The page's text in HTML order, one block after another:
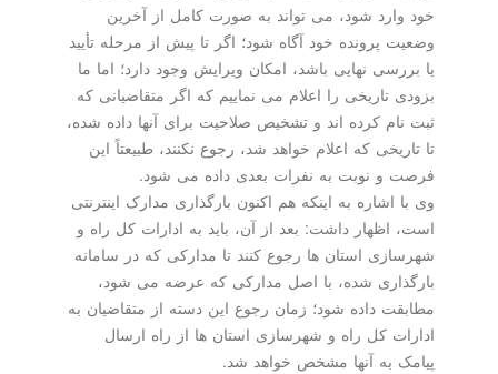
خود وارد شود، می تواند به صورت کامل از آخرین
وضعیت پرونده خود آگاه شود؛ اگر تا پیش از مرحله تأیید
یا بررسی نهایی باشد، امکان ویرایش وجود دارد؛ اما ما
بزودی تاریخی را اعلام می نماییم که اگر متقاضیانی که
ثبت نام کرده اند و تشخیص صلاحیت برای آنها داده شده،
تا تاریخی که اعلام خواهد شد، رجوع نکنند، طبیعتاً این
فرصت و نوبت به نفرات بعدی داده می شود.
وی با اشاره به اینکه هم اکنون بارگذاری مدارک اینترنتی
است، اظهار داشت: بعد از آن، باید به ادارات کل راه و
شهرسازی استان ها رجوع کنند تا مدارکی که در سامانه
بارگذاری شده، با اصل مدارکی که عرضه می شود،
مطابقت داده شود؛ زمان رجوع این دسته از متقاضیان به
ادارات کل راه و شهرسازی استان ها از راه ارسال
پیامک به آنها مشخص خواهد شد.